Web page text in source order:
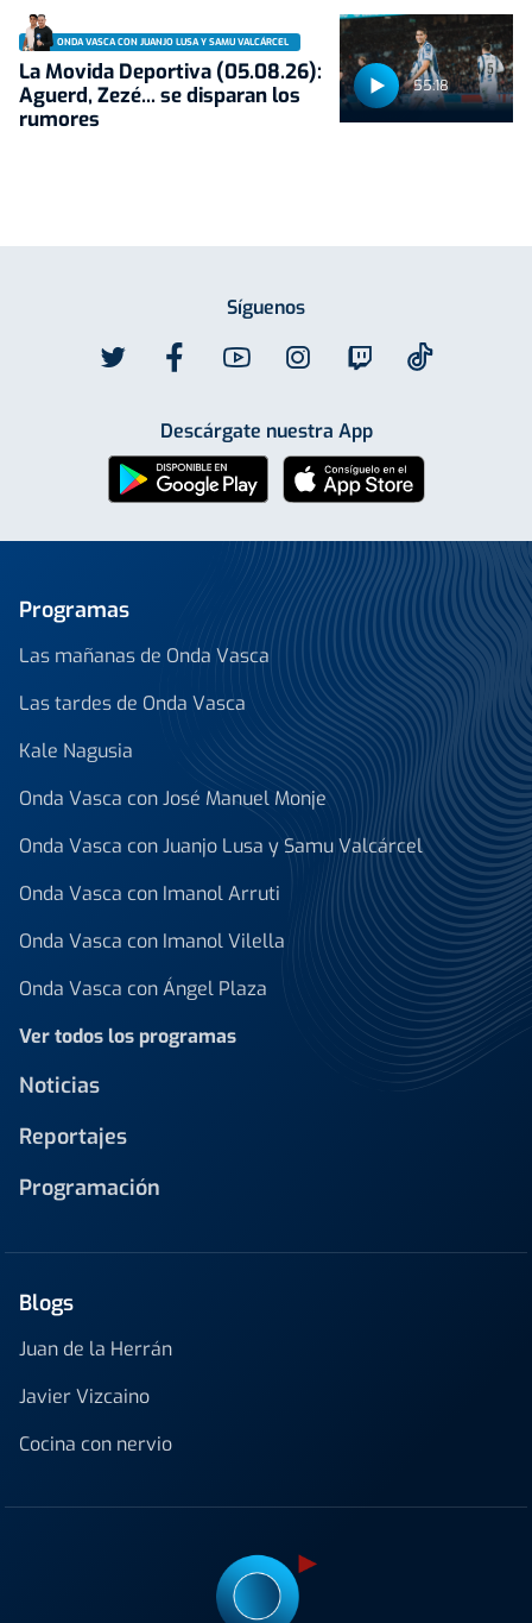
55:18
ONDA VASCA CON JUANJO LUSA Y SAMU VALCÁRCEL
La Movida Deportiva (05.08.26):
Aguerd, Zezé... se disparan los
rumores
Síguenos
Descárgate nuestra App
Programas
Las mañanas de Onda Vasca
Las tardes de Onda Vasca
Kale Nagusia
Onda Vasca con José Manuel Monje
Onda Vasca con Juanjo Lusa y Samu Valcárcel
Onda Vasca con Imanol Arruti
Onda Vasca con Imanol Vilella
Onda Vasca con Ángel Plaza
Ver todos los programas
Noticias
Reportajes
Programación
Blogs
Juan de la Herrán
Javier Vizcaino
Cocina con nervio